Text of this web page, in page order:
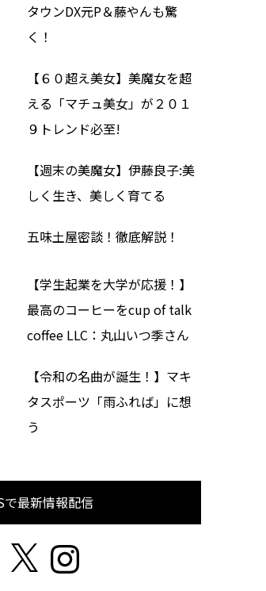
タウンDX元P＆藤やんも驚
く！
【６０超え美女】美魔女を超
える「マチュ美女」が２０１
９トレンド必至!
【週末の美魔女】伊藤良子:美
しく生き、美しく育てる
五味土屋密談！徹底解説！
【学生起業を大学が応援！】
最高のコーヒーをcup of talk
coffee LLC：丸山いつ季さん
【令和の名曲が誕生！】マキ
タスポーツ「雨ふれば」に想
う
で最新情報配信